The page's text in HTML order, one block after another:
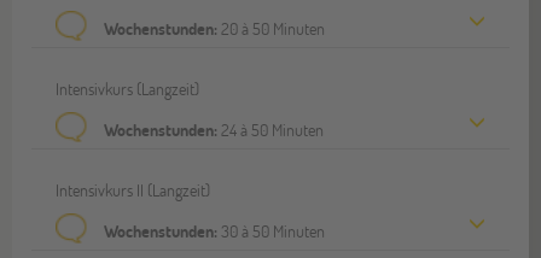
Wochenstunden: 20 à 50 Minuten
Intensivkurs (Langzeit)
Wochenstunden: 24 à 50 Minuten
Intensivkurs II (Langzeit)
Wochenstunden: 30 à 50 Minuten